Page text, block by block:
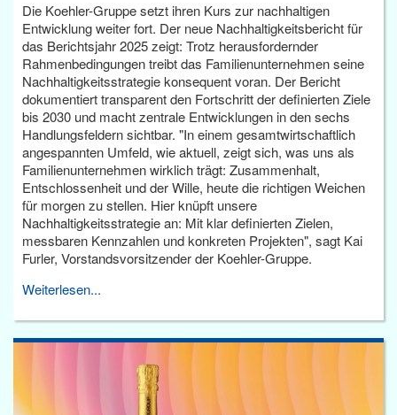
Die Koehler-Gruppe setzt ihren Kurs zur nachhaltigen
Entwicklung weiter fort. Der neue Nachhaltigkeitsbericht für
das Berichtsjahr 2025 zeigt: Trotz herausfordernder
Rahmenbedingungen treibt das Familienunternehmen seine
Nachhaltigkeitsstrategie konsequent voran. Der Bericht
dokumentiert transparent den Fortschritt der definierten Ziele
bis 2030 und macht zentrale Entwicklungen in den sechs
Handlungsfeldern sichtbar. "In einem gesamtwirtschaftlich
angespannten Umfeld, wie aktuell, zeigt sich, was uns als
Familienunternehmen wirklich trägt: Zusammenhalt,
Entschlossenheit und der Wille, heute die richtigen Weichen
für morgen zu stellen. Hier knüpft unsere
Nachhaltigkeitsstrategie an: Mit klar definierten Zielen,
messbaren Kennzahlen und konkreten Projekten", sagt Kai
Furler, Vorstandsvorsitzender der Koehler-Gruppe.
Weiterlesen...